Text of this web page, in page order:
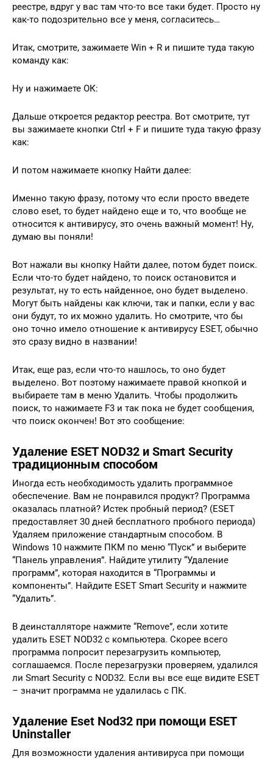
реестре, вдруг у вас там что-то все таки будет. Просто ну
как-то подозрительно все у меня, согласитесь…
Итак, смотрите, зажимаете Win + R и пишите туда такую
команду как:
Ну и нажимаете ОК:
Дальше откроется редактор реестра. Вот смотрите, тут
вы зажимаете кнопки Ctrl + F и пишите туда такую фразу
как:
И потом нажимаете кнопку Найти далее:
Именно такую фразу, потому что если просто введете
слово eset, то будет найдено еще и то, что вообще не
относится к антивирусу, это очень важный момент! Ну,
думаю вы поняли!
Вот нажали вы кнопку Найти далее, потом будет поиск.
Если что-то будет найдено, то поиск остановится и
результат, ну то есть найденное, оно будет выделено.
Могут быть найдены как ключи, так и папки, если у вас
они будут, то их можно удалить. Но смотрите, что бы
оно точно имело отношение к антивирусу ESET, обычно
это сразу видно в названии!
Итак, еще раз, если что-то нашлось, то оно будет
выделено. Вот поэтому нажимаете правой кнопкой и
выбираете там в меню Удалить. Чтобы продолжить
поиск, то нажимаете F3 и так пока не будет сообщения,
что поиск окончен! Вот это сообщение:
Удаление ESET NOD32 и Smart Security
традиционным способом
Иногда есть необходимость удалить программное
обеспечение. Вам не понравился продукт? Программа
оказалась платной? Истек пробный период? (ESET
предоставляет 30 дней бесплатного пробного периода)
Удаляем приложение стандартным способом. В
Windows 10 нажмите ПКМ по меню “Пуск” и выберите
“Панель управления”. Найдите утилиту “Удаление
программ”, которая находится в “Программы и
компоненты”. Найдите ESET Smart Security и нажмите
“Удалить”.
В деинсталляторе нажмите “Remove”, если хотите
удалить ESET NOD32 с компьютера. Скорее всего
программа попросит перезагрузить компьютер,
соглашаемся. После перезагрузки проверяем, удалился
ли Smart Security с NOD32. Если вы все еще видите ESET
– значит программа не удалилась с ПК.
Удаление Eset Nod32 при помощи ESET
Uninstaller
Для возможности удаления антивируса при помощи